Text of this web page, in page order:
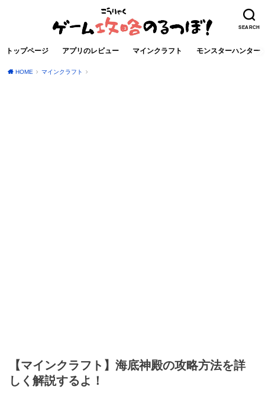
SEARCH
トップページ アプリのレビュー マインクラフト モンスターハンター
HOME マインクラフト
【マインクラフト】海底神殿の攻略方法を詳
しく解説するよ！